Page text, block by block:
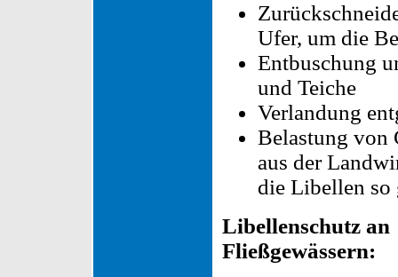
Ufer, um die
Entbuschung
und Teiche
Verlandung
Belastung von
aus der
die Libellen so
Libellenschutz an
Fließgewässern: